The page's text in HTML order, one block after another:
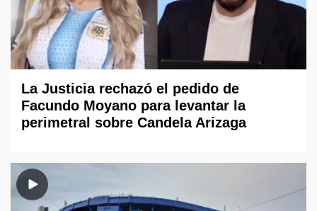
La Justicia rechazó el pedido de
Facundo Moyano para levantar la
perimetral sobre Candela Arizaga